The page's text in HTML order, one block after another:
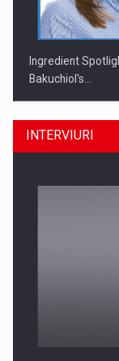
Ingredient
Bakuchiol's…
Producatorii si
INTERVIURI